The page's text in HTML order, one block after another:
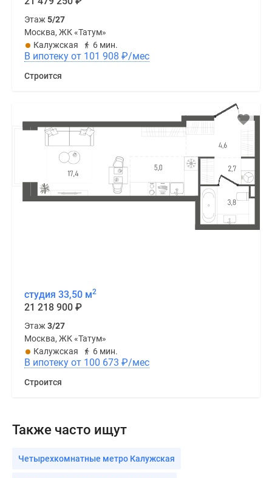
Этаж5/27
Москва, ЖК «Татум»
Калужская
6 мин.
В ипотеку от 101 908 ₽/мес
Строится
студия 33,50 м2
21 218 900 ₽
Этаж3/27
Москва, ЖК «Татум»
Калужская
6 мин.
В ипотеку от 100 673 ₽/мес
Строится
Также часто ищут
Четырехкомнатные метро Калужская